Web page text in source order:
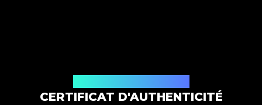
CERTIFICAT D'AUTHENTICITÉ